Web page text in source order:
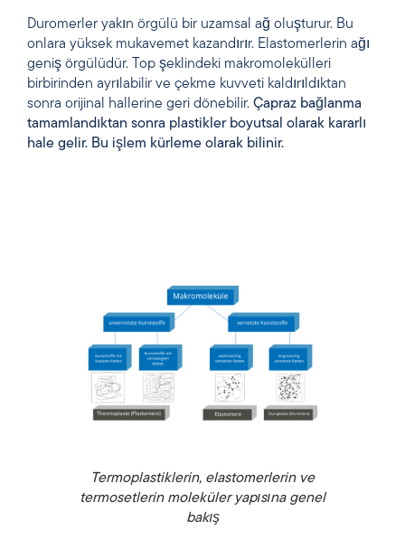
Duromerler yakın örgülü bir uzamsal ağ oluşturur. Bu
onlara yüksek mukavemet kazandırır. Elastomerlerin ağı
geniş örgülüdür. Top şeklindeki makromolekülleri
birbirinden ayrılabilir ve çekme kuvveti kaldırıldıktan
sonra orijinal hallerine geri dönebilir. Çapraz bağlanma
tamamlandıktan sonra plastikler boyutsal olarak kararlı
hale gelir. Bu işlem kürleme olarak bilinir.
Termoplastiklerin, elastomerlerin ve
termosetlerin moleküler yapısına genel
bakış